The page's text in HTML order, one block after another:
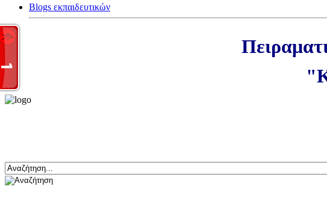
Blogs εκπαιδευτικών